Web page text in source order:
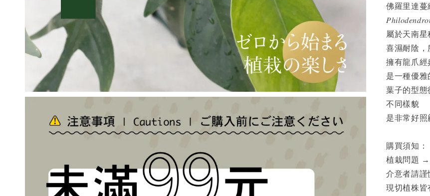
佛羅里達蔓
屬於天南
喜濕耐陰
擁有龍爪
是一種優
葉子的型
不同樣貌
是非常好照
購買須知：
植栽問題 →
介意者請謹
現切植株